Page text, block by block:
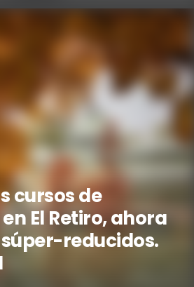
cursos de
El Retiro, ahora
reducidos.